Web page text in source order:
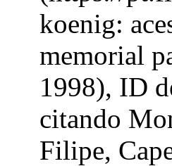
koenig:
memorial
1998), ID
citando
Filipe,